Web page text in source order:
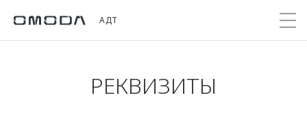
АДТ
Модели
Покупателям
Владельцам
Мир OMODA
РЕКВИЗИТЫ